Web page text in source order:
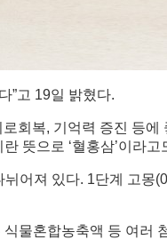
”고 19일 밝혔다.
회복, 기억력 증진 등에
뜻으로 ‘혈홍삼’이라고
어져 있다. 1단계 고몽
물혼합농축액 등 여러